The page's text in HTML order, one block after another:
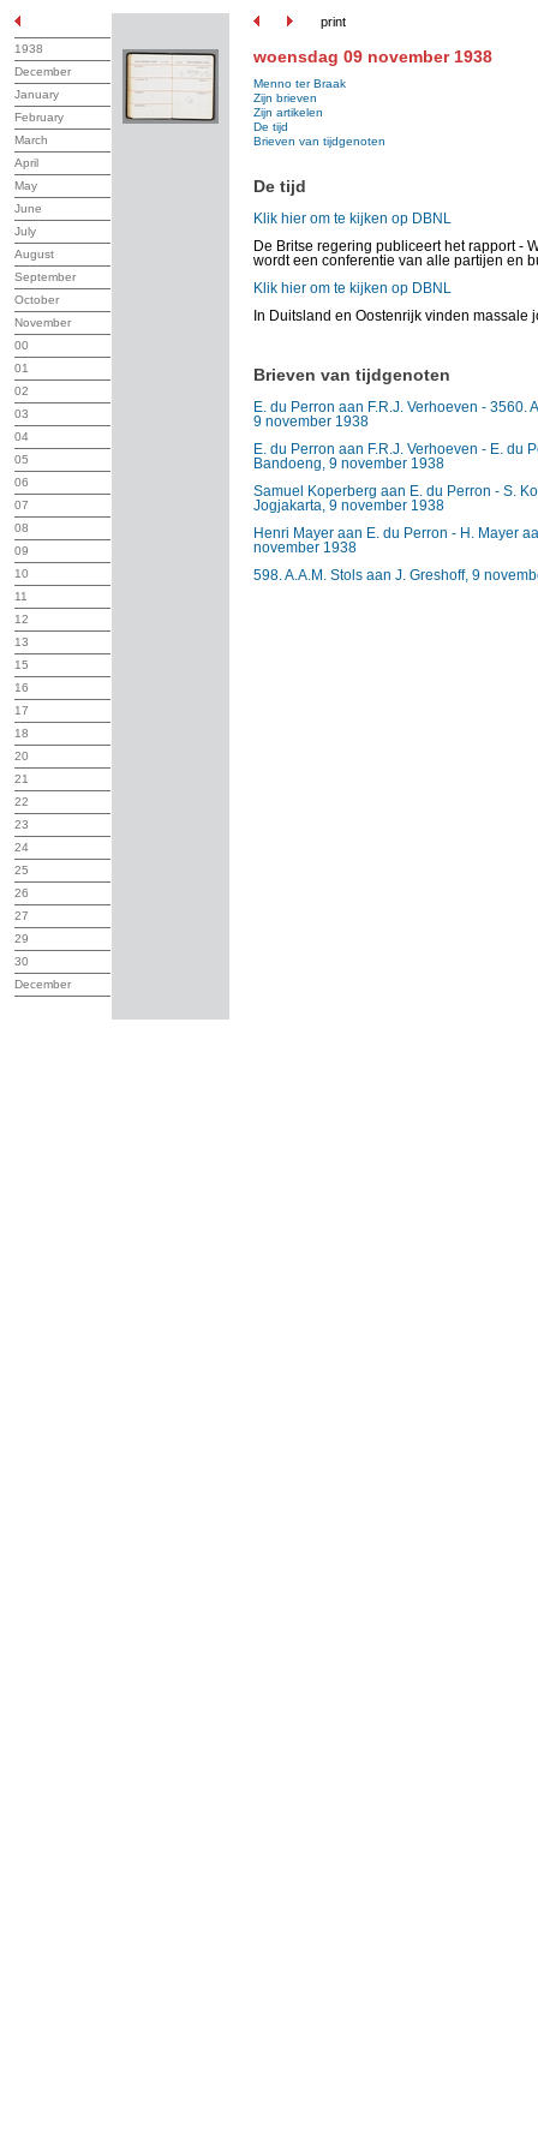
print
1938
December
January
February
March
April
May
June
July
August
September
October
November
00
01
02
03
04
05
06
07
08
09
10
11
12
13
15
16
17
18
20
21
22
23
24
25
26
27
29
30
December
woensdag 09 november 1938
Menno ter Braak
Zijn brieven
Zijn artikelen
De tijd
Brieven van tijdgenoten
De tijd
Klik hier om te kijken op DBNL
De Britse regering publiceert het rapport -
wordt een conferentie van alle partijen en
Klik hier om te kijken op DBNL
In Duitsland en Oostenrijk vinden massale
Brieven van tijdgenoten
E. du Perron aan F.R.J. Verhoeven - 3560.
9 november 1938
E. du Perron aan F.R.J. Verhoeven - E. du
Bandoeng, 9 november 1938
Samuel Koperberg aan E. du Perron - S.
Jogjakarta, 9 november 1938
Henri Mayer aan E. du Perron - H. Mayer
november 1938
598. A.A.M. Stols aan J. Greshoff, 9